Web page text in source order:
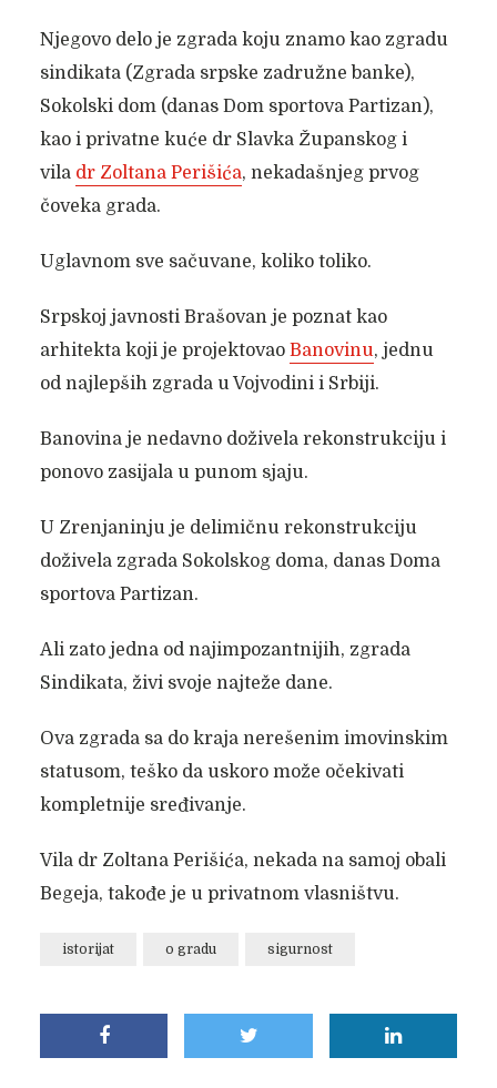
Njegovo delo je zgrada koju znamo kao zgradu
sindikata (Zgrada srpske zadružne banke),
Sokolski dom (danas Dom sportova Partizan),
kao i privatne kuće dr Slavka Županskog i
vila dr Zoltana Perišića, nekadašnjeg prvog
čoveka grada.
Uglavnom sve sačuvane, koliko toliko.
Srpskoj javnosti Brašovan je poznat kao
arhitekta koji je projektovao Banovinu, jednu
od najlepših zgrada u Vojvodini i Srbiji.
Banovina je nedavno doživela rekonstrukciju i
ponovo zasijala u punom sjaju.
U Zrenjaninju je delimičnu rekonstrukciju
doživela zgrada Sokolskog doma, danas Doma
sportova Partizan.
Ali zato jedna od najimpozantnijih, zgrada
Sindikata, živi svoje najteže dane.
Ova zgrada sa do kraja nerešenim imovinskim
statusom, teško da uskoro može očekivati
kompletnije sređivanje.
Vila dr Zoltana Perišića, nekada na samoj obali
Begeja, takođe je u privatnom vlasništvu.
istorijat o gradu sigurnost